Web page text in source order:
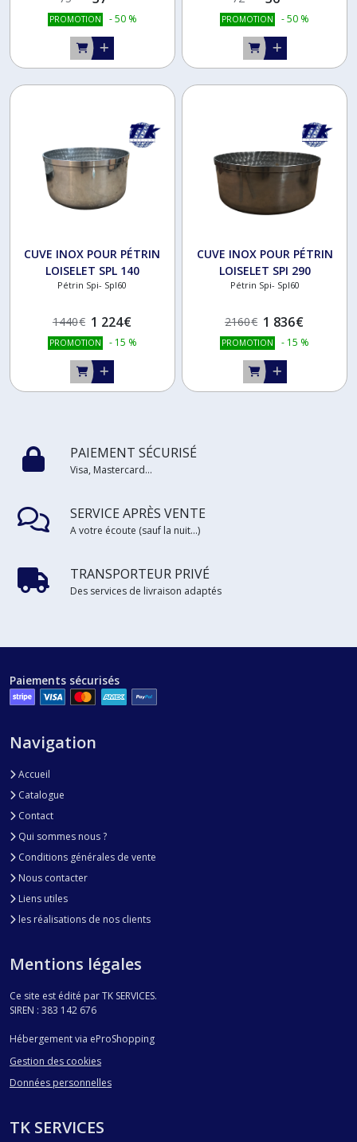
PROMOTION -50 % PROMOTION -50 %
CUVE INOX POUR PÉTRIN
LOISELET SPL 140
Pétrin Spi- Spl60
1440€ 1 224€
PROMOTION - 15 %
CUVE INOX POUR PÉTRIN
LOISELET SPI 290
Pétrin Spi- Spl60
2160€ 1 836€
PROMOTION - 15 %
PAIEMENT SÉCURISÉ
Visa, Mastercard...
SERVICE APRÈS VENTE
A votre écoute (sauf la nuit...)
TRANSPORTEUR PRIVÉ
Des services de livraison adaptés
Paiements sécurisés
Navigation
Accueil
Catalogue
Contact
Qui sommes nous ?
Conditions générales de vente
Nous contacter
Liens utiles
les réalisations de nos clients
Mentions légales
Ce site est édité par TK SERVICES.
SIREN : 383 142 676
Hébergement via eProShopping
Gestion des cookies
Données personnelles
TK SERVICES